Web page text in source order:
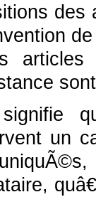
des
articles
un